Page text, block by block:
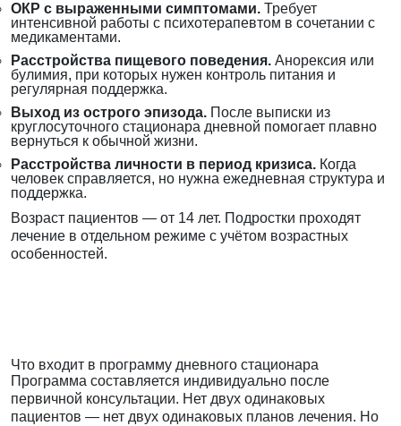
ОКР с выраженными симптомами. Требует
интенсивной работы с психотерапевтом в сочетании с
медикаментами.
Расстройства пищевого поведения. Анорексия или
булимия, при которых нужен контроль питания и
регулярная поддержка.
Выход из острого эпизода. После выписки из
круглосуточного стационара дневной помогает плавно
вернуться к обычной жизни.
Расстройства личности в период кризиса. Когда
человек справляется, но нужна ежедневная структура и
поддержка.
Возраст пациентов — от 14 лет. Подростки проходят
лечение в отдельном режиме с учётом возрастных
особенностей.
Что входит в программу дневного стационара
Программа составляется индивидуально после
первичной консультации. Нет двух одинаковых
пациентов — нет двух одинаковых планов лечения. Но